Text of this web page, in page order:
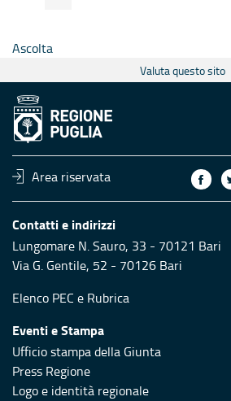
Ascolta
Valuta questo sito
Area riservata
Contatti e indirizzi
Lungomare N. Sauro, 33 - 70121 Bari
Via G. Gentile, 52 - 70126 Bari
Elenco PEC e Rubrica
Eventi e Stampa
Ufficio stampa della Giunta
Press Regione
Logo e identità regionale